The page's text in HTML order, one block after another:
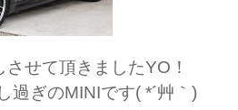
せて頂きましたYO！
過ぎのMINIです( *´艸｀)